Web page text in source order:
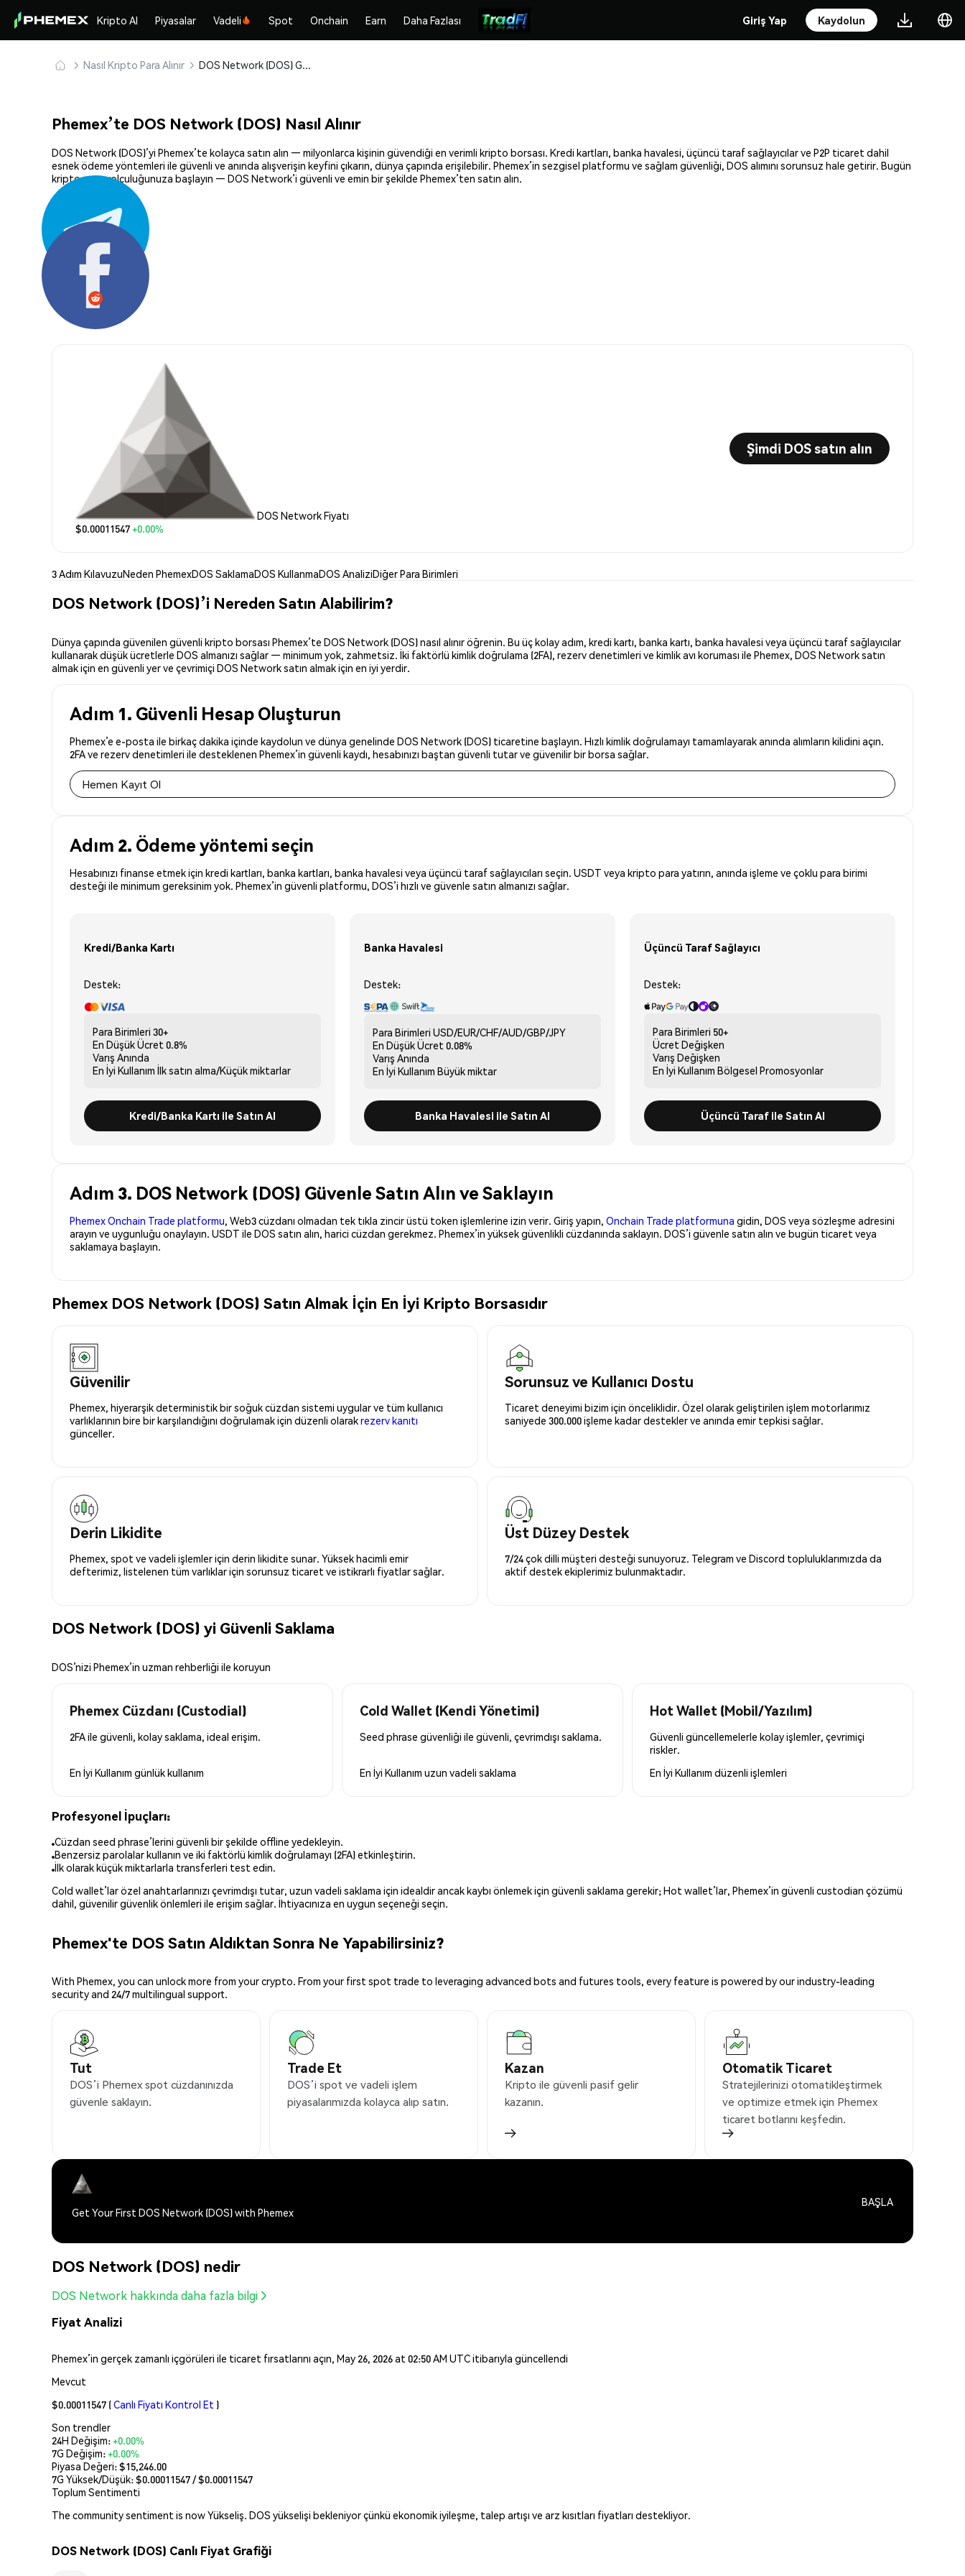
Kripto Al Piyasalar Vadeli Spot Onchain Earn Daha Fazlası Giriş Yap Kaydolun
Nasıl Kripto Para Alınır DOS Network (DOS) Güvenle Satın Alın ve Saklayın
Phemex’te DOS Network (DOS) Nasıl Alınır
DOS Network (DOS)’yi Phemex’te kolayca satın alın — milyonlarca kişinin güvendiği en verimli kripto borsası. Kredi kartları, banka havalesi, üçüncü taraf sağlayıcılar ve P2P ticaret dahil
esnek ödeme yöntemleri ile güvenli ve anında alışverişin keyfini çıkarın, dünya çapında erişilebilir. Phemex’in sezgisel platformu ve sağlam güvenliği, DOS alımını sorunsuz hale getirir. Bugün
kripto para yolculuğunuza başlayın — DOS Network’i güvenli ve emin bir şekilde Phemex’ten satın alın.
DOS Network Fiyatı
$0.00011547+0.00%
Şimdi DOS satın alın
3 Adım KılavuzuNeden PhemexDOS SaklamaDOS KullanmaDOS AnaliziDiğer Para Birimleri
DOS Network (DOS)’i Nereden Satın Alabilirim?
Dünya çapında güvenilen güvenli kripto borsası Phemex’te DOS Network (DOS) nasıl alınır öğrenin. Bu üç kolay adım, kredi kartı, banka kartı, banka havalesi veya üçüncü taraf sağlayıcılar
kullanarak düşük ücretlerle DOS almanızı sağlar — minimum yok, zahmetsiz. İki faktörlü kimlik doğrulama (2FA), rezerv denetimleri ve kimlik avı koruması ile Phemex, DOS Network satın
almak için en güvenli yer ve çevrimiçi DOS Network satın almak için en iyi yerdir.
Adım 1. Güvenli Hesap Oluşturun
Phemex’e e-posta ile birkaç dakika içinde kaydolun ve dünya genelinde DOS Network (DOS) ticaretine başlayın. Hızlı kimlik doğrulamayı tamamlayarak anında alımların kilidini açın.
2FA ve rezerv denetimleri ile desteklenen Phemex’in güvenli kaydı, hesabınızı baştan güvenli tutar ve güvenilir bir borsa sağlar.
Hemen Kayıt Ol
Adım 2. Ödeme yöntemi seçin
Hesabınızı finanse etmek için kredi kartları, banka kartları, banka havalesi veya üçüncü taraf sağlayıcıları seçin. USDT veya kripto para yatırın, anında işleme ve çoklu para birimi
desteği ile minimum gereksinim yok. Phemex’in güvenli platformu, DOS’i hızlı ve güvenle satın almanızı sağlar.
Kredi/Banka Kartı
Destek:
Para Birimleri 30+
En Düşük Ücret 0.8%
Varış Anında
En İyi Kullanım İlk satın alma/Küçük miktarlar
Kredi/Banka Kartı ile Satın Al
Banka Havalesi
Destek:
Para Birimleri USD/EUR/CHF/AUD/GBP/JPY
En Düşük Ücret 0.08%
Varış Anında
En İyi Kullanım Büyük miktar
Banka Havalesi ile Satın Al
Üçüncü Taraf Sağlayıcı
Destek:
Para Birimleri 50+
Ücret Değişken
Varış Değişken
En İyi Kullanım Bölgesel Promosyonlar
Üçüncü Taraf ile Satın Al
Adım 3. DOS Network (DOS) Güvenle Satın Alın ve Saklayın
Phemex Onchain Trade platformu, Web3 cüzdanı olmadan tek tıkla zincir üstü token işlemlerine izin verir. Giriş yapın, Onchain Trade platformuna gidin, DOS veya sözleşme adresini
arayın ve uygunluğu onaylayın. USDT ile DOS satın alın, harici cüzdan gerekmez. Phemex’in yüksek güvenlikli cüzdanında saklayın. DOS’i güvenle satın alın ve bugün ticaret veya
saklamaya başlayın.
Phemex DOS Network (DOS) Satın Almak İçin En İyi Kripto Borsasıdır
Güvenilir
Phemex, hiyerarşik deterministik bir soğuk cüzdan sistemi uygular ve tüm kullanıcı
varlıklarının bire bir karşılandığını doğrulamak için düzenli olarakrezerv kanıtı
günceller.
Sorunsuz ve Kullanıcı Dostu
Ticaret deneyimi bizim için önceliklidir. Özel olarak geliştirilen işlem motorlarımız
saniyede 300.000 işleme kadar destekler ve anında emir tepkisi sağlar.
Derin Likidite
Phemex, spot ve vadeli işlemler için derin likidite sunar. Yüksek hacimli emir
defterimiz, listelenen tüm varlıklar için sorunsuz ticaret ve istikrarlı fiyatlar sağlar.
Üst Düzey Destek
7/24 çok dilli müşteri desteği sunuyoruz. Telegram ve Discord topluluklarımızda da
aktif destek ekiplerimiz bulunmaktadır.
DOS Network (DOS) yi Güvenli Saklama
DOS’nizi Phemex’in uzman rehberliği ile koruyun
Phemex Cüzdanı (Custodial)
2FA ile güvenli, kolay saklama, ideal erişim.
En İyi Kullanım günlük kullanım
Cold Wallet (Kendi Yönetimi)
Seed phrase güvenliği ile güvenli, çevrimdışı saklama.
En İyi Kullanım uzun vadeli saklama
Hot Wallet (Mobil/Yazılım)
Güvenli güncellemelerle kolay işlemler, çevrimiçi
riskler.
En İyi Kullanım düzenli işlemleri
Profesyonel İpuçları:
Cüzdan seed phrase’lerini güvenli bir şekilde offline yedekleyin.
Benzersiz parolalar kullanın ve iki faktörlü kimlik doğrulamayı (2FA) etkinleştirin.
İlk olarak küçük miktarlarla transferleri test edin.
Cold wallet’lar özel anahtarlarınızı çevrimdışı tutar, uzun vadeli saklama için idealdir ancak kaybı önlemek için güvenli saklama gerekir; Hot wallet’lar, Phemex’in güvenli custodian çözümü
dahil, güvenilir güvenlik önlemleri ile erişim sağlar. İhtiyacınıza en uygun seçeneği seçin.
Phemex'te DOS Satın Aldıktan Sonra Ne Yapabilirsiniz?
With Phemex, you can unlock more from your crypto. From your first spot trade to leveraging advanced bots and futures tools, every feature is powered by our industry-leading
security and 24/7 multilingual support.
Tut
DOS’i Phemex spot cüzdanınızda
güvenle saklayın.
Trade Et
DOS’i spot ve vadeli işlem
piyasalarımızda kolayca alıp satın.
Kazan
Kripto ile güvenli pasif gelir
kazanın.
Otomatik Ticaret
Stratejilerinizi otomatikleştirmek
ve optimize etmek için Phemex
ticaret botlarını keşfedin.
Get Your First DOS Network (DOS) with Phemex
BAŞLA
DOS Network (DOS) nedir
DOS Network hakkında daha fazla bilgi
Fiyat Analizi
Phemex’in gerçek zamanlı içgörüleri ile ticaret fırsatlarını açın, May 26, 2026 at 02:50 AM UTC itibarıyla güncellendi
Mevcut
$0.00011547 (Canlı Fiyatı Kontrol Et )
Son trendler
24H Değişim:+0.00%
7G Değişim:+0.00%
Piyasa Değeri:$15,246.00
7G Yüksek/Düşük: $0.00011547/ $0.00011547
Toplum Sentimenti
The community sentiment is now Yükseliş. DOS yükselişi bekleniyor çünkü ekonomik iyileşme, talep artışı ve arz kısıtları fiyatları destekliyor.
DOS Network (DOS) Canlı Fiyat Grafiği